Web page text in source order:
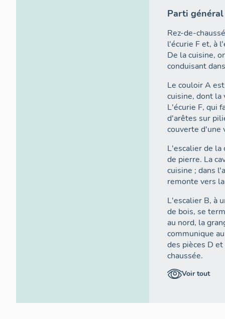
Parti général
Rez-de-
l'écurie F et, à
De la cuisine,
conduisant
Le couloir A
cuisine, dont la
L'écurie F, qui
d'arêtes sur
couverte d'une
L'escalier de la
de pierre. La
cuisine ; dans
remonte vers
L'escalier B, à
de bois, se
au nord, la
communique
des pièces D
chaussée.
La grange
Voir tout